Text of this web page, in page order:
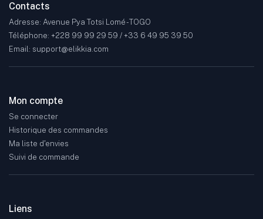
Contacts
Adresse: Avenue Pya Totsi Lomé - TOGO
Téléphone: +228 99 99 29 59 / +33 6 49 95 39 50
Email: support@elikkia.com
Mon compte
Se connecter
Historique des commandes
Ma liste d'envies
Suivi de commande
Liens